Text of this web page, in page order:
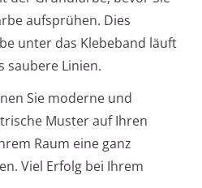
aufsprühen. Dies
unter das Klebeband läuft
saubere Linien.
Sie moderne und
Muster auf Ihren
Raum eine ganz
Viel Erfolg bei Ihrem